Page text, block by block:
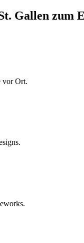
Gallen zum
vor Ort.